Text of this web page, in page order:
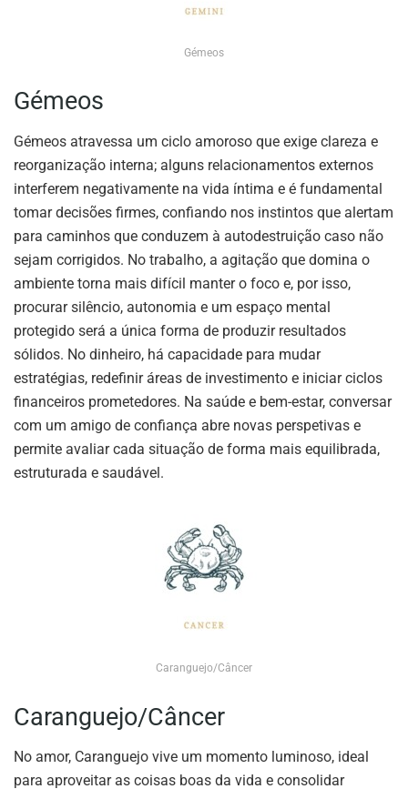
Gémeos
Gémeos
Gémeos atravessa um ciclo amoroso que exige clareza e
reorganização interna; alguns relacionamentos externos
interferem negativamente na vida íntima e é fundamental
tomar decisões firmes, confiando nos instintos que alertam
para caminhos que conduzem à autodestruição caso não
sejam corrigidos. No trabalho, a agitação que domina o
ambiente torna mais difícil manter o foco e, por isso,
procurar silêncio, autonomia e um espaço mental
protegido será a única forma de produzir resultados
sólidos. No dinheiro, há capacidade para mudar
estratégias, redefinir áreas de investimento e iniciar ciclos
financeiros prometedores. Na saúde e bem-estar, conversar
com um amigo de confiança abre novas perspetivas e
permite avaliar cada situação de forma mais equilibrada,
estruturada e saudável.
Caranguejo/Câncer
Caranguejo/Câncer
No amor, Caranguejo vive um momento luminoso, ideal
para aproveitar as coisas boas da vida e consolidar